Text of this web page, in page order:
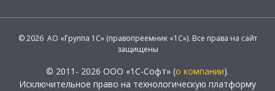
© 2026 АО «Группа 1С» (правопреемник «1С»). Все права на сайт
защищены
© 2011- 2026 ООО «1С-Софт» (о компании).
Исключительное право на технологическую платформу